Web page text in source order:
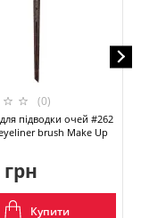
(0)
підводки очей #262
brush Make Up
грн
Купити